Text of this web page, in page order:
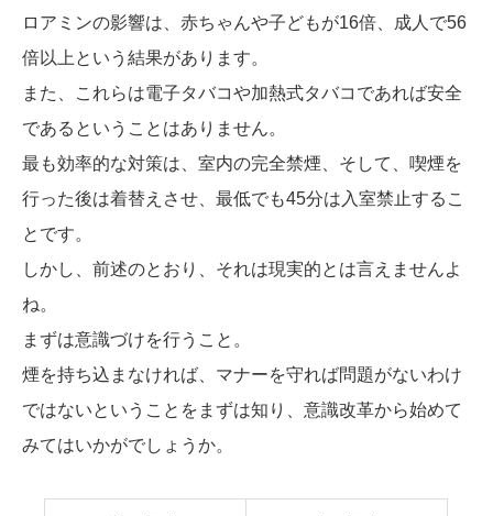
ロアミンの影響は、赤ちゃんや子どもが16倍、成人で56
倍以上という結果があります。
また、これらは電子タバコや加熱式タバコであれば安全
であるということはありません。
最も効率的な対策は、室内の完全禁煙、そして、喫煙を
行った後は着替えさせ、最低でも45分は入室禁止するこ
とです。
しかし、前述のとおり、それは現実的とは言えませんよ
ね。
まずは意識づけを行うこと。
煙を持ち込まなければ、マナーを守れば問題がないわけ
ではないということをまずは知り、意識改革から始めて
みてはいかがでしょうか。